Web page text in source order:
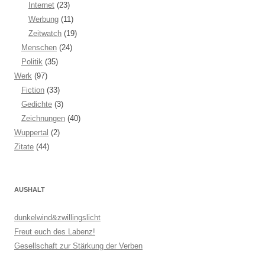
Internet (23)
Werbung (11)
Zeitwatch (19)
Menschen (24)
Politik (35)
Werk (97)
Fiction (33)
Gedichte (3)
Zeichnungen (40)
Wuppertal (2)
Zitate (44)
AUSHALT
dunkelwind&zwillingslicht
Freut euch des Labenz!
Gesellschaft zur Stärkung der Verben